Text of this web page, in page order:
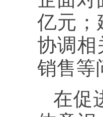
亿元；
协调相
销售等
在促